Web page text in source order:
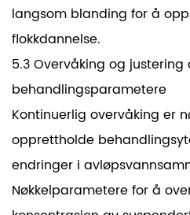
langsom blanding for å
flokkdannelse.
5.3 Overvåking og justering
behandlingsparametere
Kontinuerlig overvåking er
opprettholde
endringer i
Nøkkelparametere for å